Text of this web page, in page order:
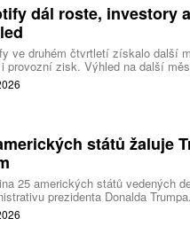
dál roste, investory
ve druhém čtvrtletí získalo další
provozní zisk. Výhled na další
a ukázal, že další růst bude
nové služby a umělou
států žaluje
25 amerických států vedených
prezidenta Donalda
zemí překračují pravomoci
amerických soudů.